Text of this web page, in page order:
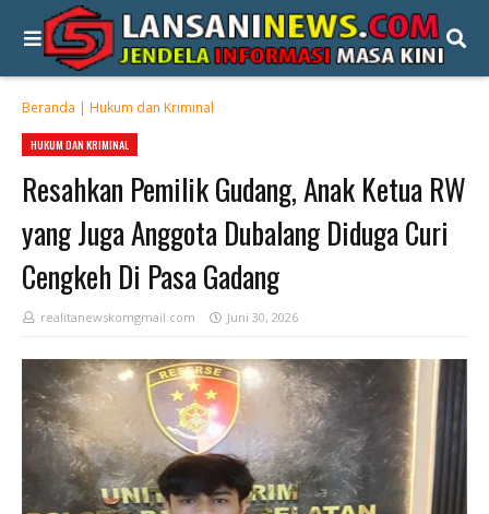
Beranda | Hukum dan Kriminal
HUKUM DAN KRIMINAL
Resahkan Pemilik Gudang, Anak Ketua RW
yang Juga Anggota Dubalang Diduga Curi
Cengkeh Di Pasa Gadang
realitanewskomgmail.com Juni 30, 2026